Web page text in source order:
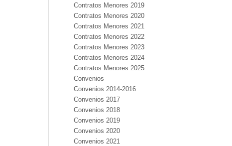
Contratos Menores 2019
Contratos Menores 2020
Contratos Menores 2021
Contratos Menores 2022
Contratos Menores 2023
Contratos Menores 2024
Contratos Menores 2025
Convenios
Convenios 2014-2016
Convenios 2017
Convenios 2018
Convenios 2019
Convenios 2020
Convenios 2021